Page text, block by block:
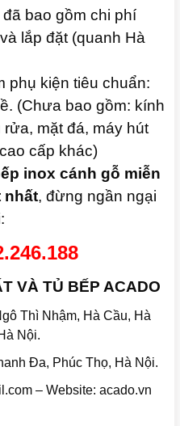
bao gồm chi phí
lắp đặt (quanh Hà
phụ kiện tiêu chuẩn:
(Chưa bao gồm: kính
mặt đá, máy hút
cấp khác)
inox cánh gỗ miễn
nhất, đừng ngần ngại
VÀ TỦ BẾP ACADO
Thì Nhậm, Hà Cầu, Hà
Nội.
Đa, Phúc Thọ, Hà Nội.
– Website: acado.vn